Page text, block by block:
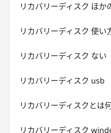
リカバリーディスク ほか
リカバリーディスク 使い
リカバリーディスク ない
リカバリーディスク usb
リカバリーディスクとは
リカバリーディスク